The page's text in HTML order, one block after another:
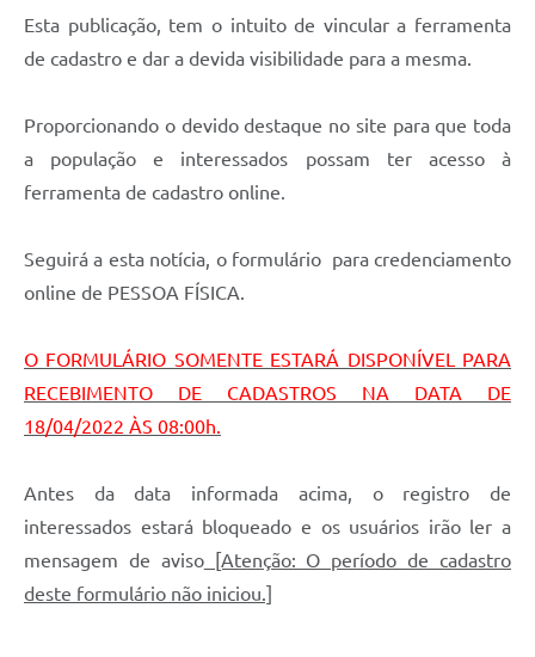
Esta publicação, tem o intuito de vincular a ferramenta
de cadastro e dar a devida visibilidade para a mesma.
Proporcionando o devido destaque no site para que toda
a população e interessados possam ter acesso à
ferramenta de cadastro online.
Seguirá a esta notícia, o formulário para credenciamento
online de PESSOA FÍSICA.
O FORMULÁRIO SOMENTE ESTARÁ DISPONÍVEL PARA
RECEBIMENTO DE CADASTROS NA DATA DE
18/04/2022 ÀS 08:00h.
Antes da data informada acima, o registro de
interessados estará bloqueado e os usuários irão ler a
mensagem de aviso[Atenção: O período de cadastro
deste formulário não iniciou.]